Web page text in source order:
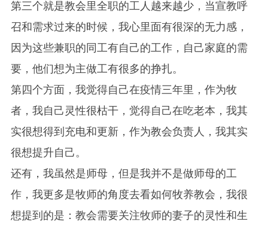
第三个就是教会里全职的工人越来越少，当宣教呼
召和需求过来的时候，我心里面有很深的无力感，
因为这些兼职的同工有自己的工作，自己家庭的需
要，他们想为主做工有很多的挣扎。
第四个方面，我觉得自己在疫情三年里，作为牧
者，我自己灵性很枯干，觉得自己在吃老本，我其
实很想得到充电和更新，作为教会负责人，我其实
很想提升自己。
还有，我虽然是师母，但是我并不是做师母的工
作，我更多是牧师的角度去看如何牧养教会，我很
想提到的是：教会需要关注牧师的妻子的灵性和生